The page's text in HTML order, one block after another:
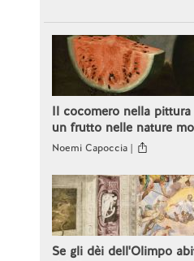
Il cocomero nella
un frutto nelle nature
Noemi Capoccia |
Se gli dèi dell'Olimpo